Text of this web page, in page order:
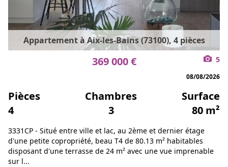
Appartement à Aix-les-Bains (73100), 4 pièces
369 000 € 5
08/08/2026
Pièces
4
Chambres
3
Surface
80 m²
3331CP - Situé entre ville et lac, au 2ème et dernier étage
d'une petite copropriété, beau T4 de 80.13 m² habitables
disposant d'une terrasse de 24 m² avec une vue imprenable
sur l...